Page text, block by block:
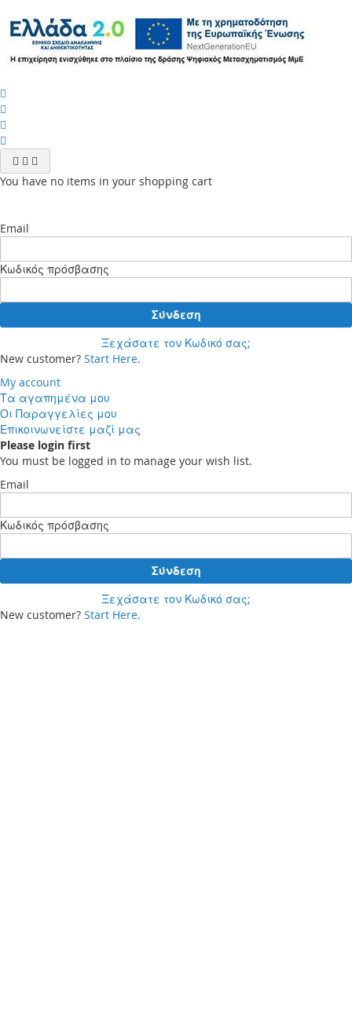
You have no items in your shopping cart
Email
Κωδικός πρόσβασης
Σύνδεση
Ξεχάσατε τον Κωδικό σας;
New customer? Start Here.
My account
Τα αγαπημένα μου
Οι Παραγγελίες μου
Επικοινωνείστε μαζί μας
Please login first
You must be logged in to manage your wish list.
Email
Κωδικός πρόσβασης
Σύνδεση
Ξεχάσατε τον Κωδικό σας;
New customer? Start Here.